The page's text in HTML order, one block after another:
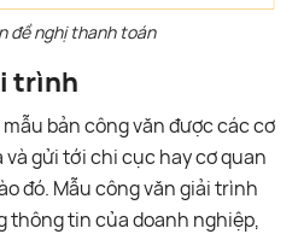
đề nghị thanh toán
trình
bản công văn được các cơ
gửi tới chi cục hay cơ quan
đó. Mẫu công văn giải trình
thông tin của doanh nghiệp,